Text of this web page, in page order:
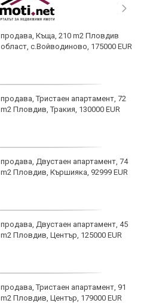
продава, Къща, 210 m2 Пловдив
област, с.Войводиново, 175000 EUR
продава, Тристаен апартамент, 72
m2 Пловдив, Тракия, 130000 EUR
продава, Двустаен апартамент, 74
m2 Пловдив, Кършияка, 92999 EUR
продава, Двустаен апартамент, 45
m2 Пловдив, Център, 125000 EUR
продава, Тристаен апартамент, 91
m2 Пловдив, Център, 179000 EUR